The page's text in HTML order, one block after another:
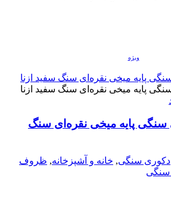
ویژه
پایه میخی نقره‌ای سنگ
دکوری سنگی, خانه و آشپزخانه, ظروف
سنگی